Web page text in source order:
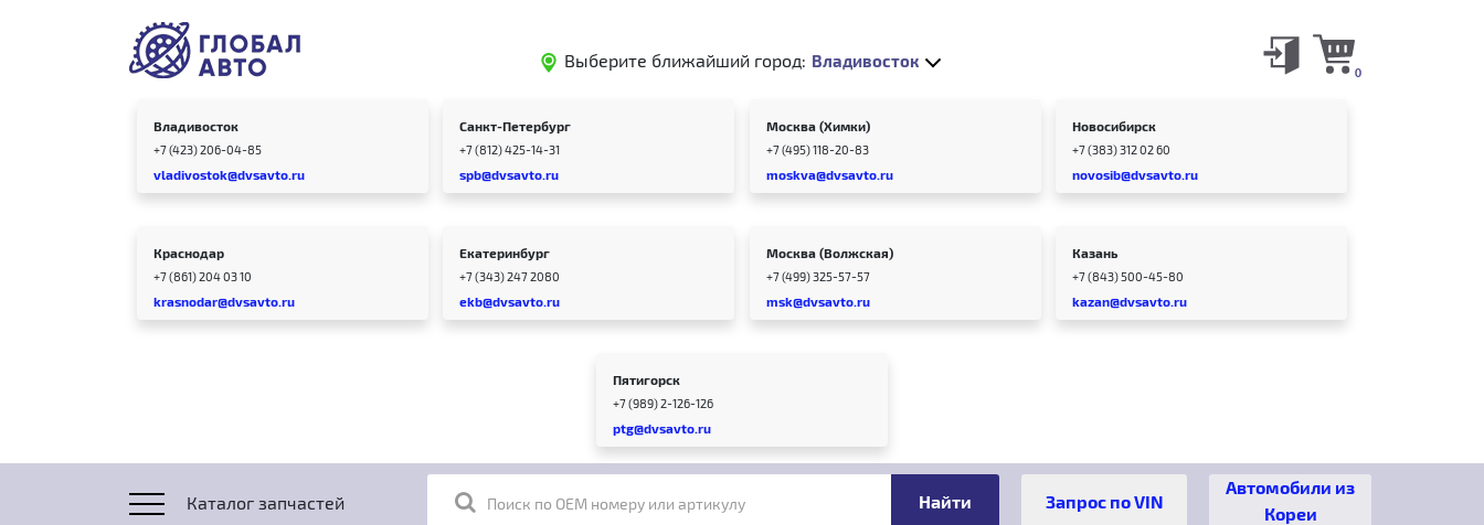
Выберите ближайший город: Владивосток
0
Владивосток
+7 (423) 206-04-85
vladivostok@dvsavto.ru
Санкт-Петербург
+7 (812) 425-14-31
spb@dvsavto.ru
Москва (Химки)
+7 (495) 118-20-83
moskva@dvsavto.ru
Новосибирск
+7 (383) 312 02 60
novosib@dvsavto.ru
Краснодар
+7 (861) 204 03 10
krasnodar@dvsavto.ru
Екатеринбург
+7 (343) 247 2080
ekb@dvsavto.ru
Москва (Волжская)
+7 (499) 325-57-57
msk@dvsavto.ru
Казань
+7 (843) 500-45-80
kazan@dvsavto.ru
Пятигорск
+7 (989) 2-126-126
ptg@dvsavto.ru
Каталог запчастей Поиск по OEM номеру или артикулу
Автомобили из
Кореи